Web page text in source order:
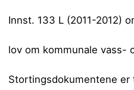
Innst. 133 L (2011-2012)
lov om kommunale vass-
Stortingsdokumentene er